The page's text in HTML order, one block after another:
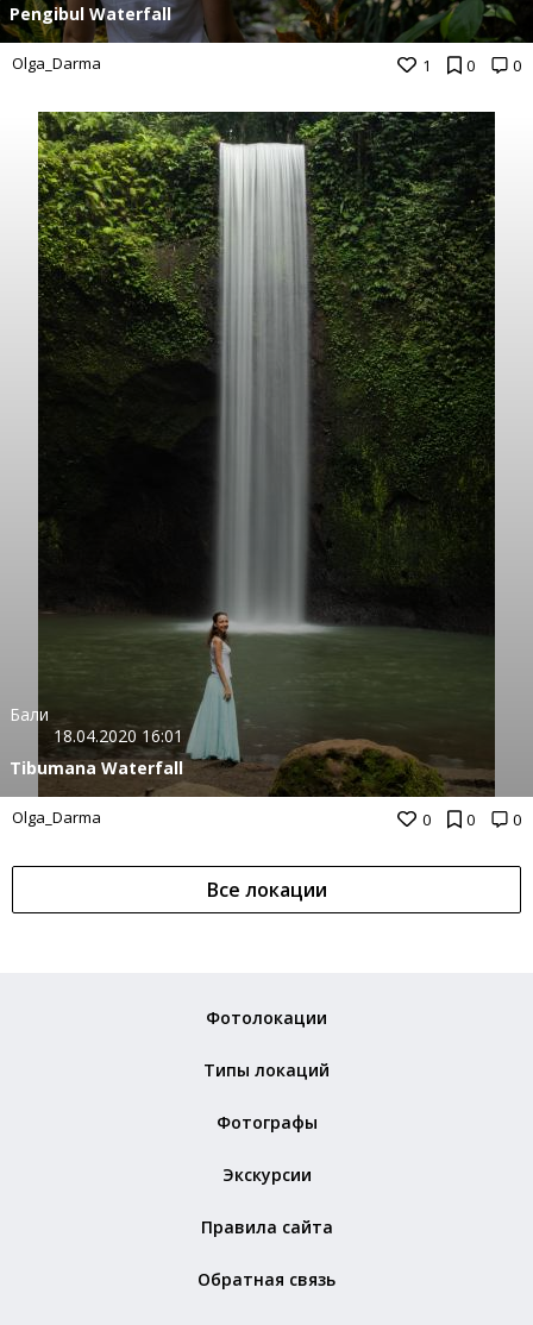
1 0 0
Pengibul Waterfall
Olga_Darma
0 0 0
Бали
18.04.2020 16:01
Tibumana Waterfall
Olga_Darma
Все локации
Фотолокации
Типы локаций
Фотографы
Экскурсии
Правила сайта
Обратная связь